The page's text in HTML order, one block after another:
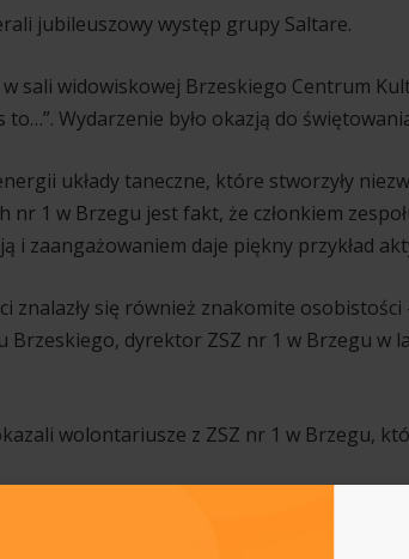
jubileuszowy występ grupy Saltare.
sali widowiskowej Brzeskiego Centrum
to…”. Wydarzenie było okazją do
układy taneczne, które stworzyły
nr 1 w Brzegu jest fakt, że członkiem
i zaangażowaniem daje piękny przykład
znalazły się również znakomite
Brzeskiego, dyrektor ZSZ nr 1 w Brzegu w
wolontariusze z ZSZ nr 1 w Brzegu,
szkoły aktywnie uczestniczy w życiu